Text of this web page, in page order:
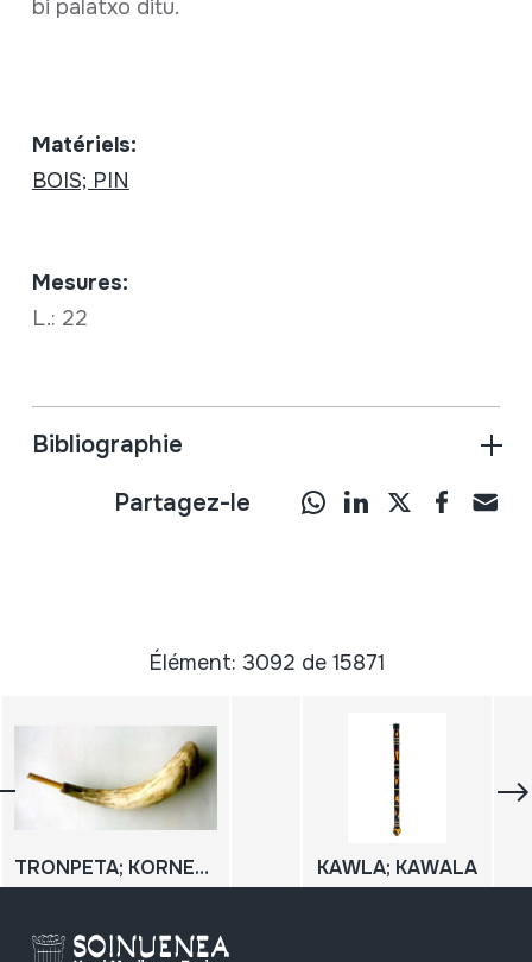
bi palatxo ditu.
Matériels:
BOIS; PIN
Mesures:
L.: 22
Bibliographie
Partagez-le
Élément: 3092 de 15871
TRONPETA; KORNETA KAWLA; KAWALA